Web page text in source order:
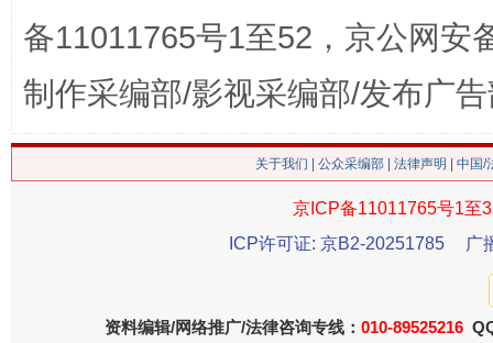
在谋一域中谋全局
今
备11011765号1至52，京公网安
制作采编部/影视采编部/发布广
关于我们 公众采编部 法律声明 | 中国
京ICP备11011765号1至
ICP许可证: 京B2-20251785
广
资料编辑/网络推广/法律咨询专线： 010-89525216